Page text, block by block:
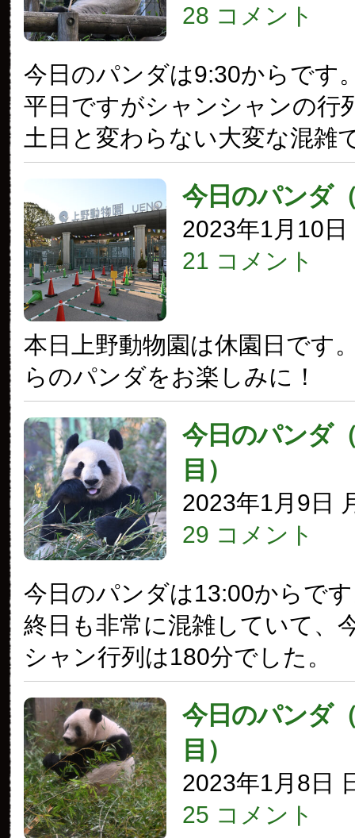
28 コメント
今日のパンダは9:30からです
平日ですがシャンシャンの行
土日と変わらない大変な混雑
今日のパンダ
2023年1月10日
21 コメント
本日上野動物園は休園日です
らのパンダをお楽しみに！
今日のパンダ
目）
2023年1月9日
29 コメント
今日のパンダは13:00からで
終日も非常に混雑していて、
シャン行列は180分でした。
今日のパンダ
目）
2023年1月8日
25 コメント